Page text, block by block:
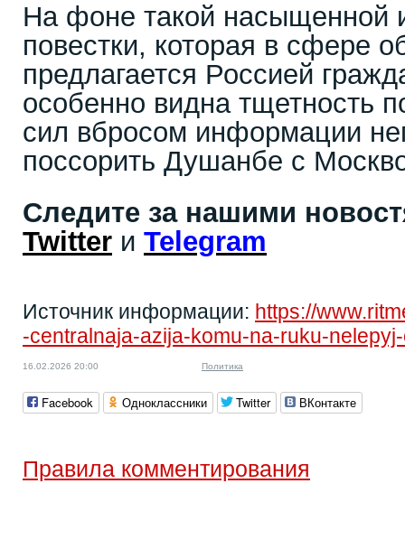
На фоне такой насыщенной
повестки, которая в сфере
предлагается Россией
особенно видна тщетность
сил вбросом информации
поссорить Душанбе с
Следите за нашими
Twitter и Telegram
Источник информации: https://
-centralnaja-azija-komu-na-ruku-
16.02.2026 20:00 Политика
Facebook Одноклассники Twitter ВКонтакте
Правила комментирования